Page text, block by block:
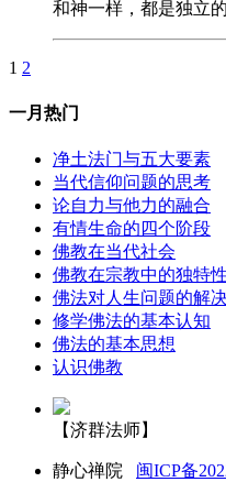
和神一样，都是独立
1 2
一月热门
净土法门与五大要素
当代信仰问题的思考
论自力与他力的融合
有情生命的四个阶段
佛教在当代社会
佛教在宗教中的独特性
佛法对人生问题的解
修学佛法的基本认知
佛法的基本思想
认识佛教
【济群法师】
静心禅院 闽ICP备